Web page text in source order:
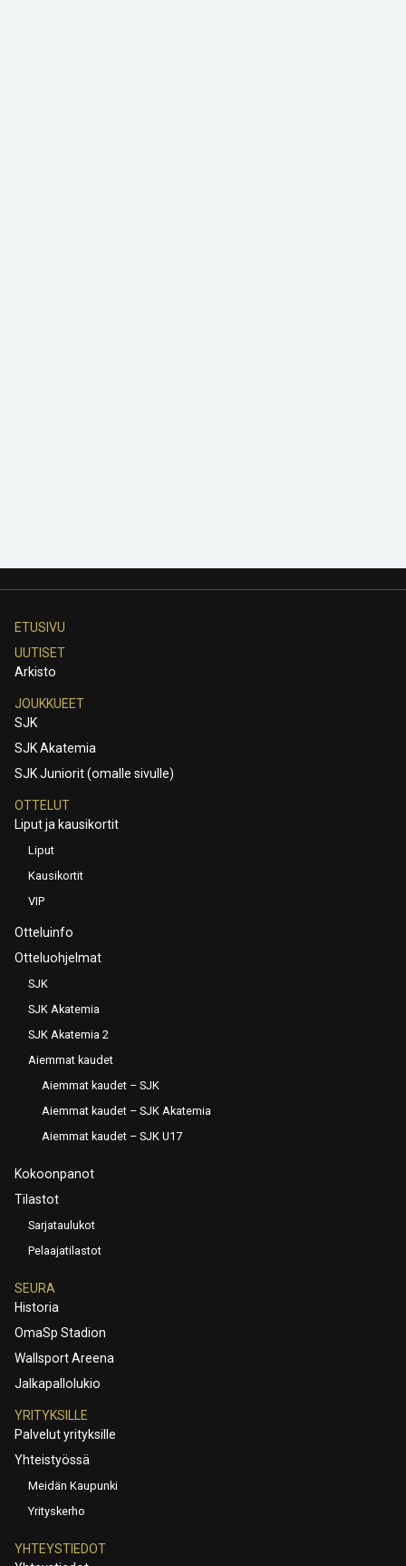
ETUSIVU
UUTISET
Arkisto
JOUKKUEET
SJK
SJK Akatemia
SJK Juniorit (omalle sivulle)
OTTELUT
Liput ja kausikortit
Liput
Kausikortit
VIP
Otteluinfo
Otteluohjelmat
SJK
SJK Akatemia
SJK Akatemia 2
Aiemmat kaudet
Aiemmat kaudet – SJK
Aiemmat kaudet – SJK Akatemia
Aiemmat kaudet – SJK U17
Kokoonpanot
Tilastot
Sarjataulukot
Pelaajatilastot
SEURA
Historia
OmaSp Stadion
Wallsport Areena
Jalkapallolukio
YRITYKSILLE
Palvelut yrityksille
Yhteistyössä
Meidän Kaupunki
Yrityskerho
YHTEYSTIEDOT